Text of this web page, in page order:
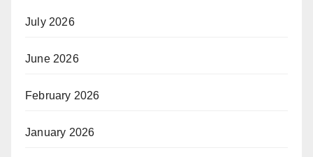
July 2026
June 2026
February 2026
January 2026